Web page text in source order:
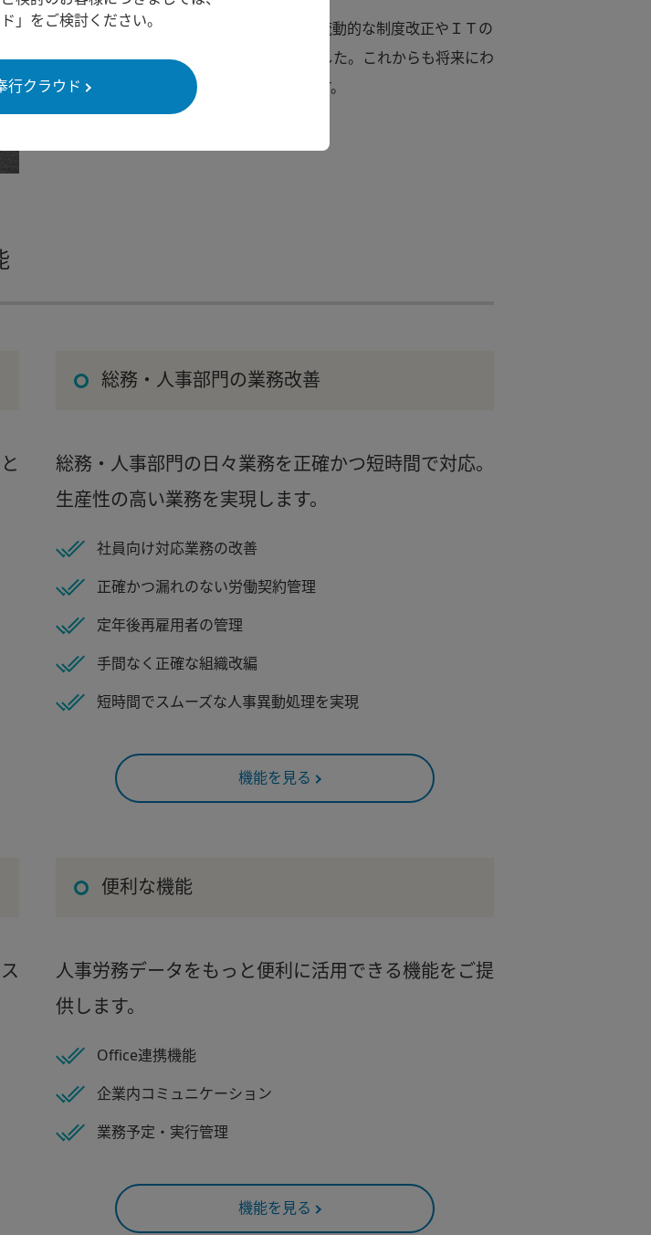
奉行シリーズは、これまでも突発的かつ流動的な制度改正やＩＴの
変化に、常に迅速・確実に対応してきました。これからも将来にわ
たって様々な環境変化に確実に対応します。
総務・人事部門の業務改善
総務・人事部門の日々業務を正確かつ短時間で対応。
生産性の高い業務を実現します。
社員向け対応業務の改善
正確かつ漏れのない労働契約管理
定年後再雇用者の管理
手間なく正確な組織改編
短時間でスムーズな人事異動処理を実現
機能を見る
便利な機能
人事労務データをもっと便利に活用できる機能をご提
供します。
Office連携機能
企業内コミュニケーション
業務予定・実行管理
機能を見る
」をご検討ください。
行クラウド